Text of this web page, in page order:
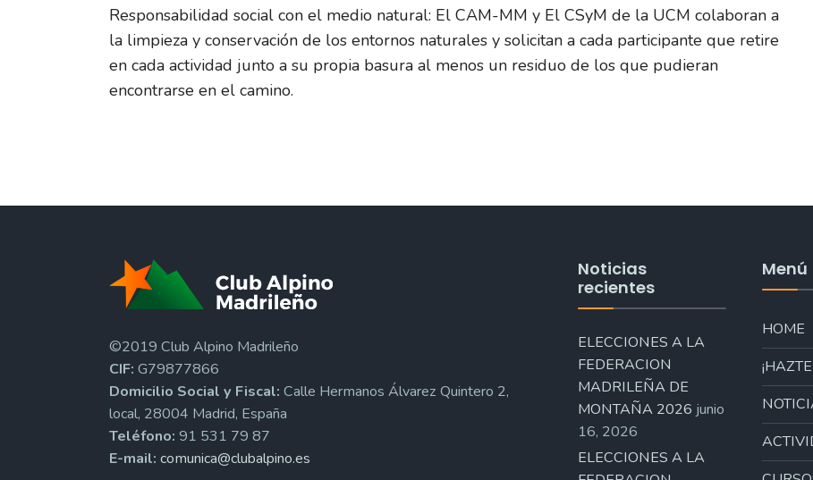
Responsabilidad social con el medio natural: El CAM-MM y El CSyM de la UCM colaboran a
la limpieza y conservación de los entornos naturales y solicitan a cada participante que retire
en cada actividad junto a su propia basura al menos un residuo de los que pudieran
encontrarse en el camino.
©2019 Club Alpino Madrileño
CIF: G79877866
Domicilio Social y Fiscal: Calle Hermanos Álvarez Quintero 2,
local, 28004 Madrid, España
Teléfono: 91 531 79 87
E-mail: comunica@clubalpino.es
Noticias
recientes
ELECCIONES A LA
FEDERACION
MADRILEÑA DE
MONTAÑA 2026 junio
16, 2026
ELECCIONES A LA
Menú
HOME